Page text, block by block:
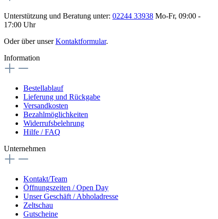
Unterstützung und Beratung unter: 02244 33938 Mo-Fr, 09:00 -
17:00 Uhr
Oder über unserKontaktformular.
Information
Bestellablauf
Lieferung und Rückgabe
Versandkosten
Bezahlmöglichkeiten
Widerrufsbelehrung
Hilfe / FAQ
Unternehmen
Kontakt/Team
Öffnungszeiten / Open Day
Unser Geschäft / Abholadresse
Zeltschau
Gutscheine